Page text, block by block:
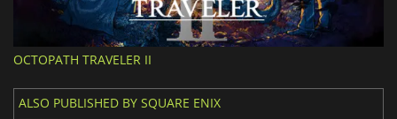
OCTOPATH TRAVELER II
ALSO PUBLISHED BY SQUARE ENIX